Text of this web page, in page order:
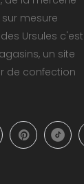
mesure
Ursules c'est
un site
de confection